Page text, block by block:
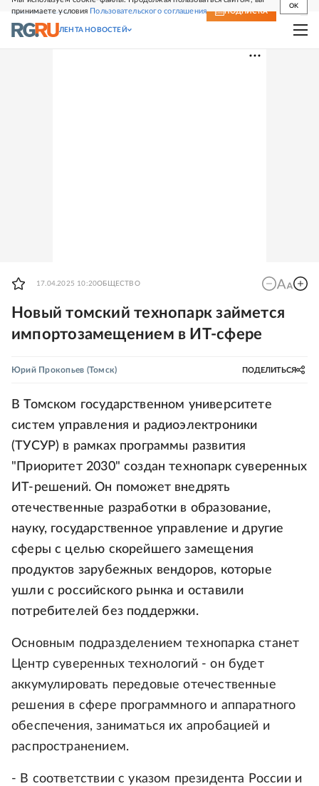
принимаете условия Пользовательского соглашения
OK
СВЕЖИЙ НОМЕР ПОДПИСКА
ЛЕНТА НОВОСТЕЙ
17.04.2025 10:20ОБЩЕСТВО
Новый томский технопарк займется
импортозамещением в ИТ-сфере
Юрий Прокопьев (Томск) ПОДЕЛИТЬСЯ
В Томском государственном университете
систем управления и радиоэлектроники
(ТУСУР) в рамках программы развития
"Приоритет 2030" создан технопарк суверенных
ИТ-решений. Он поможет внедрять
отечественные разработки в образование,
науку, государственное управление и другие
сферы с целью скорейшего замещения
продуктов зарубежных вендоров, которые
ушли с российского рынка и оставили
потребителей без поддержки.
Основным подразделением технопарка станет
Центр суверенных технологий - он будет
аккумулировать передовые отечественные
решения в сфере программного и аппаратного
обеспечения, заниматься их апробацией и
распространением.
- В соответствии с указом президента России и